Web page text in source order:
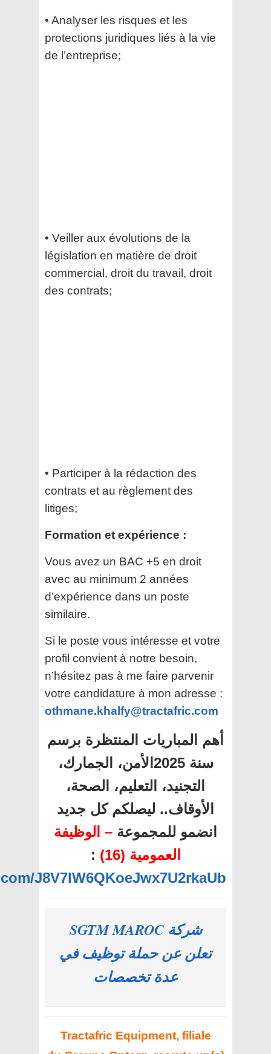
• Analyser les risques et les
protections juridiques liés à la vie
de l’entreprise;
• Veiller aux évolutions de la
législation en matière de droit
commercial, droit du travail, droit
des contrats;
• Participer à la rédaction des
contrats et au règlement des
litiges;
Formation et expérience :
Vous avez un BAC +5 en droit
avec au minimum 2 années
d’expérience dans un poste
similaire.
Si le poste vous intéresse et votre
profil convient à notre besoin,
n’hésitez pas à me faire parvenir
votre candidature à mon adresse :
othmane.khalfy@tractafric.com
أهم المباريات المنتظرة برسم
سنة 2025الأمن، الجمارك،
التجنيد، التعليم، الصحة،
الأوقاف.. ليصلكم كل جديد
انضمو للمجموعة – الوظيفة
العمومية (16)
:
J8V7lW6QKoeJwx7U2rkaUb
شركة SGTM MAROC
تعلن عن حملة توظيف في
عدة تخصصات
Tractafric Equipment, filiale